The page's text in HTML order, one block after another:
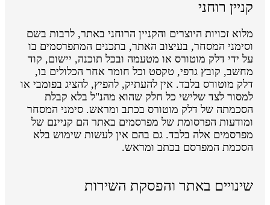
קניין רוחני
מלוא זכויות היוצרים והקניין הרוחני באתר, לרבות בשם
וסימני המסחר, בעיצוב האתר, בתכנים המתפרסמים בו
על ידי דלק מוטורס או מטעמה ובכל תוכנה, יישום, קוד
מחשב, קובץ גרפי, טקסט וכל חומר אחר הכלולים בו,
דלק מוטורס בלבד. אין להעתיק, להפיץ, להציג בפומבי או
למסור לצד שלישי כל חלק שהוא מהנ"ל בלא קבלת
הסכמתה של דלק מוטורס בכתב ומראש. סימני המסחר
ומודעות הפרסומת של מפרסמים באתר הם קניינם של
מפרסמים אלה בלבד. גם בהם אין לעשות שימוש בלא
הסכמת המפרסם בכתב ומראש.
שינויים באתר והפסקת השירות